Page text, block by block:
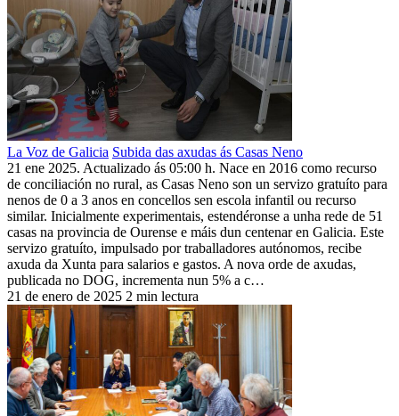
La Voz de Galicia Subida das axudas ás Casas Neno
21 ene 2025. Actualizado ás 05:00 h. Nace en 2016 como recurso
de conciliación no rural, as Casas Neno son un servizo gratuíto para
nenos de 0 a 3 anos en concellos sen escola infantil ou recurso
similar. Inicialmente experimentais, estendéronse a unha rede de 51
casas na provincia de Ourense e máis dun centenar en Galicia. Este
servizo gratuíto, impulsado por traballadores autónomos, recibe
axuda da Xunta para salarios e gastos. A nova orde de axudas,
publicada no DOG, incrementa nun 5% a c…
21 de enero de 2025 2 min lectura